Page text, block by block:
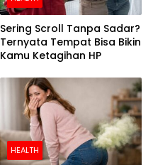
Sering Scroll Tanpa Sadar?
Ternyata Tempat Bisa Bikin
Kamu Ketagihan HP
HEALTH